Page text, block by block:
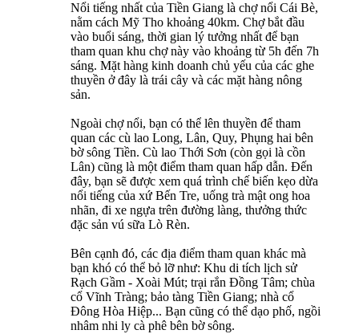
Nổi tiếng nhất của Tiền Giang là chợ nổi Cái Bè,
nằm cách Mỹ Tho khoảng 40km. Chợ bắt đầu
vào buổi sáng, thời gian lý tưởng nhất để bạn
tham quan khu chợ này vào khoảng từ 5h đến 7h
sáng. Mặt hàng kinh doanh chủ yếu của các ghe
thuyền ở đây là trái cây và các mặt hàng nông
sản.
Ngoài chợ nổi, bạn có thể lên thuyền để tham
quan các cù lao Long, Lân, Quy, Phụng hai bên
bờ sông Tiền. Cù lao Thới Sơn (còn gọi là cồn
Lân) cũng là một điểm tham quan hấp dẫn. Đến
đây, bạn sẽ được xem quá trình chế biến kẹo dừa
nổi tiếng của xứ Bến Tre, uống trà mật ong hoa
nhãn, đi xe ngựa trên đường làng, thưởng thức
đặc sản vú sữa Lò Rèn.
Bên cạnh đó, các địa điểm tham quan khác mà
bạn khó có thể bỏ lỡ như: Khu di tích lịch sử
Rạch Gầm - Xoài Mút; trại rắn Đồng Tâm; chùa
cổ Vĩnh Tràng; bảo tàng Tiền Giang; nhà cổ
Đông Hòa Hiệp... Bạn cũng có thể dạo phố, ngồi
nhâm nhi ly cà phê bên bờ sông.